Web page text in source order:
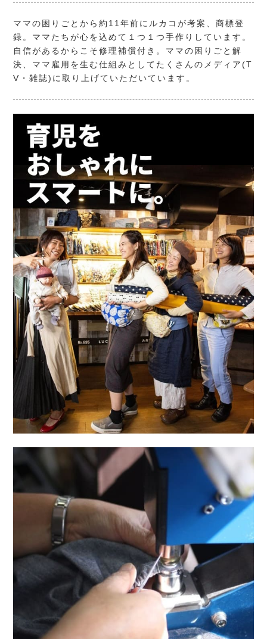
ママの困りごとから約11年前にルカコが考案、商標登
録。ママたちが心を込めて１つ１つ手作りしています。
自信があるからこそ修理補償付き。ママの困りごと解
決、ママ雇用を生む仕組みとしてたくさんのメディア(T
V・雑誌)に取り上げていただいています。